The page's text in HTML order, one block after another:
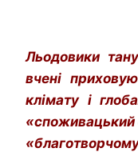
Льодовики
вчені
клімату і
«споживацький